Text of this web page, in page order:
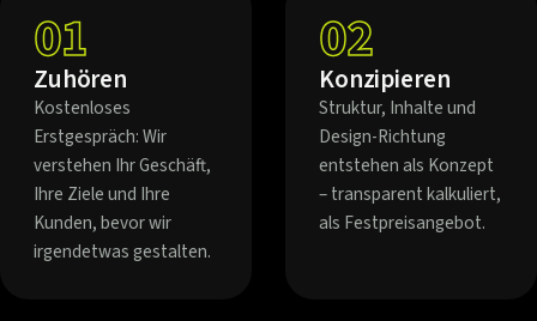
01
Zuhören
Kostenloses
Erstgespräch: Wir
verstehen Ihr Geschäft,
Ihre Ziele und Ihre
Kunden, bevor wir
irgendetwas gestalten.
02
Konzipieren
Struktur, Inhalte und
Design-Richtung
entstehen als Konzept
– transparent kalkuliert,
als Festpreisangebot.